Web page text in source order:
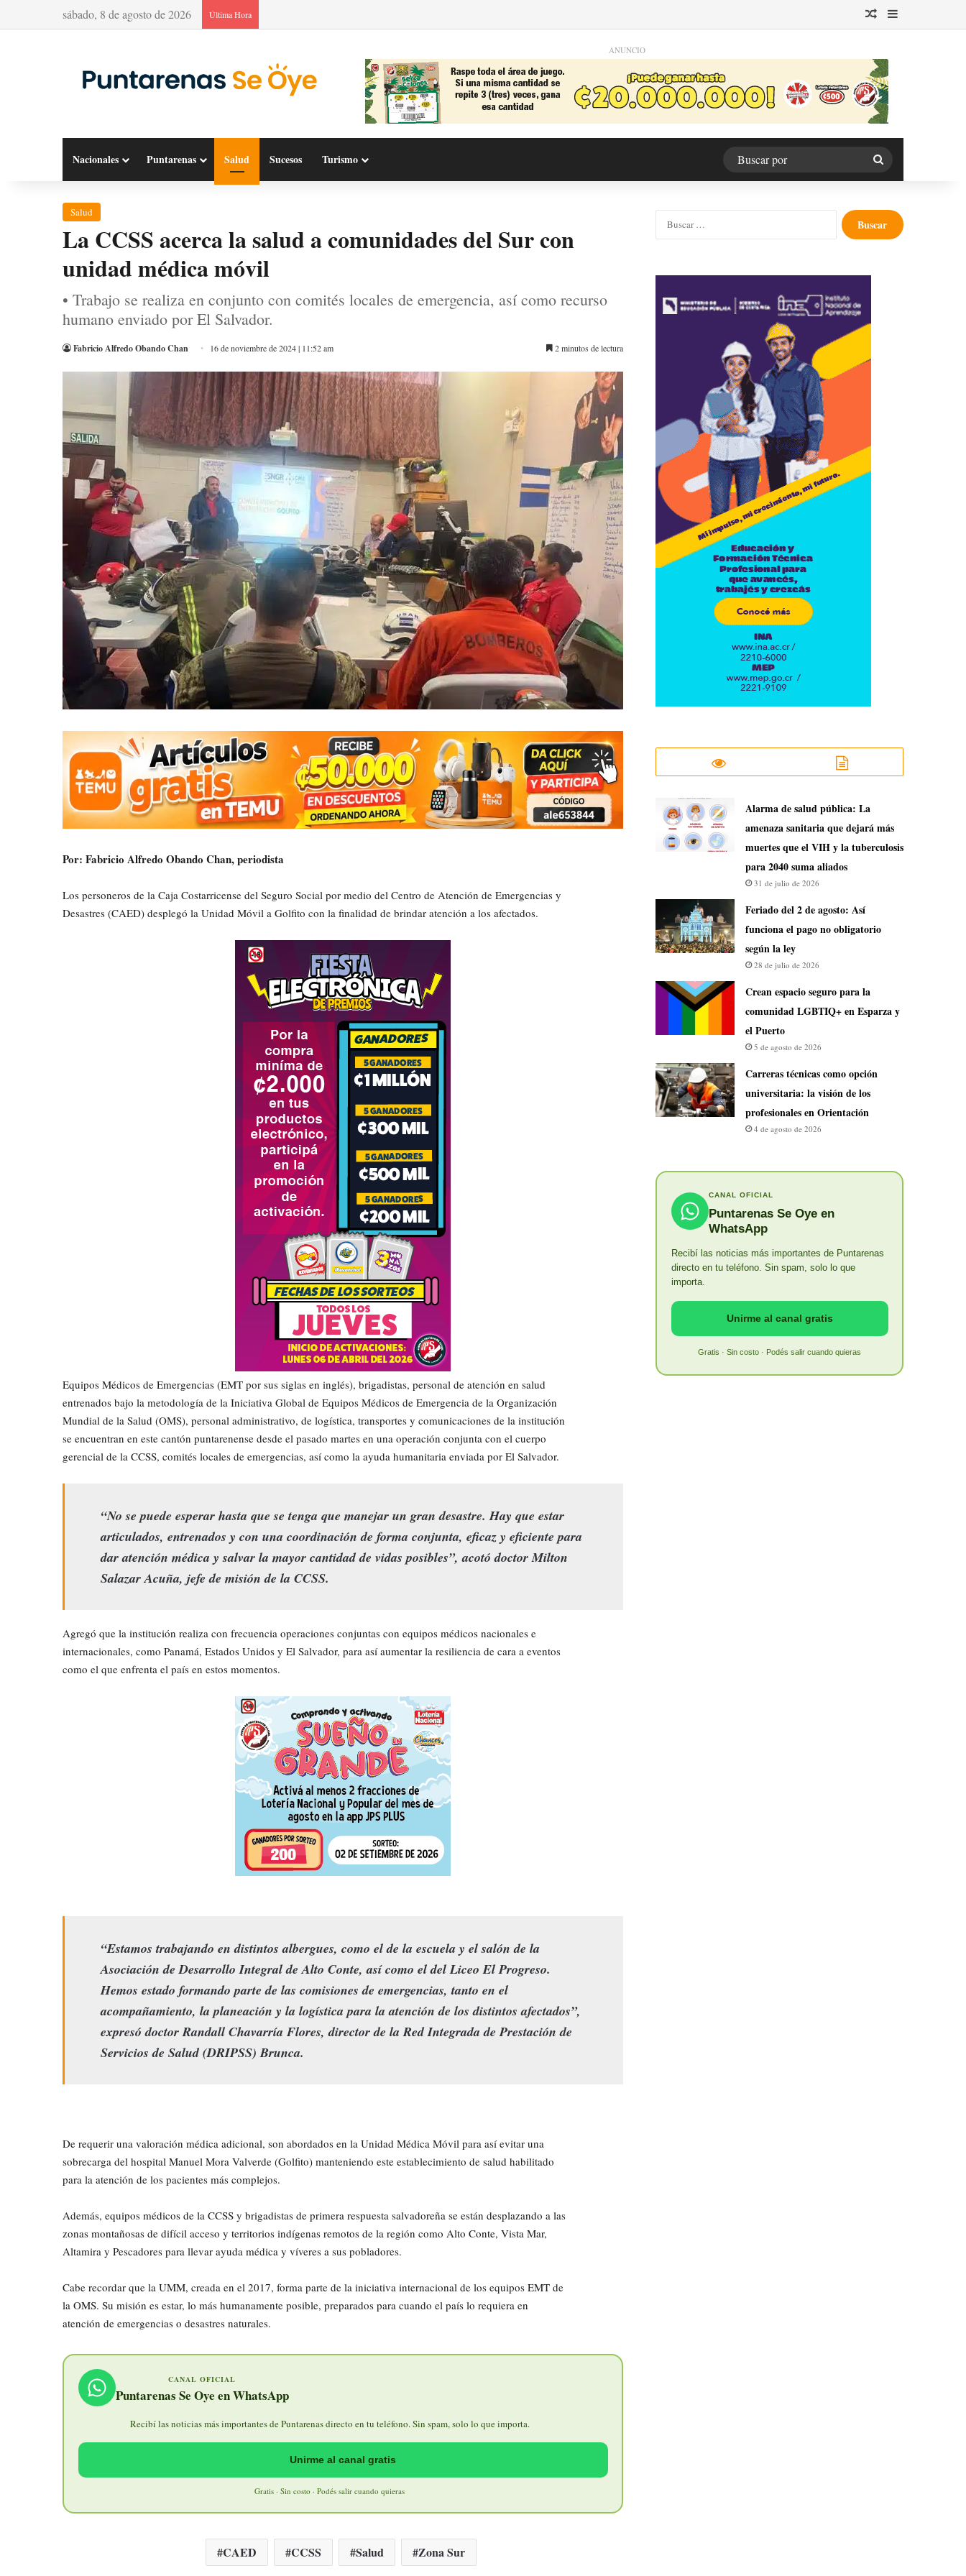
sábado, 8 de agosto de 2026 Última Hora Publicación al azar
Barra lateral
ANUNCIO
Nacionales Puntarenas Salud Sucesos Turismo
Buscar
por
Salud
La CCSS acerca la salud a comunidades del Sur con
unidad médica móvil
• Trabajo se realiza en conjunto con comités locales de emergencia, así como recurso
humano enviado por El Salvador.
Fabricio Alfredo Obando Chan 16 de noviembre de 2024 | 11:52 am 2 minutos de lectura
Por: Fabricio Alfredo Obando Chan, periodista
Los personeros de la Caja Costarricense del Seguro Social por medio del Centro de Atención de Emergencias y
Desastres (CAED) desplegó la Unidad Móvil a Golfito con la finalidad de brindar atención a los afectados.
Equipos Médicos de Emergencias (EMT por sus siglas en inglés), brigadistas, personal de atención en salud
entrenados bajo la metodología de la Iniciativa Global de Equipos Médicos de Emergencia de la Organización
Mundial de la Salud (OMS), personal administrativo, de logística, transportes y comunicaciones de la institución
se encuentran en este cantón puntarenense desde el pasado martes en una operación conjunta con el cuerpo
gerencial de la CCSS, comités locales de emergencias, así como la ayuda humanitaria enviada por El Salvador.
“No se puede esperar hasta que se tenga que manejar un gran desastre. Hay que estar
articulados, entrenados y con una coordinación de forma conjunta, eficaz y eficiente para
dar atención médica y salvar la mayor cantidad de vidas posibles”, acotó doctor Milton
Salazar Acuña, jefe de misión de la CCSS.
Agregó que la institución realiza con frecuencia operaciones conjuntas con equipos médicos nacionales e
internacionales, como Panamá, Estados Unidos y El Salvador, para así aumentar la resiliencia de cara a eventos
como el que enfrenta el país en estos momentos.
“Estamos trabajando en distintos albergues, como el de la escuela y el salón de la
Asociación de Desarrollo Integral de Alto Conte, así como el del Liceo El Progreso.
Hemos estado formando parte de las comisiones de emergencias, tanto en el
acompañamiento, la planeación y la logística para la atención de los distintos afectados”,
expresó doctor Randall Chavarría Flores, director de la Red Integrada de Prestación de
Servicios de Salud (DRIPSS) Brunca.
De requerir una valoración médica adicional, son abordados en la Unidad Médica Móvil para así evitar una
sobrecarga del hospital Manuel Mora Valverde (Golfito) manteniendo este establecimiento de salud habilitado
para la atención de los pacientes más complejos.
Además, equipos médicos de la CCSS y brigadistas de primera respuesta salvadoreña se están desplazando a las
zonas montañosas de difícil acceso y territorios indígenas remotos de la región como Alto Conte, Vista Mar,
Altamira y Pescadores para llevar ayuda médica y víveres a sus pobladores.
Cabe recordar que la UMM, creada en el 2017, forma parte de la iniciativa internacional de los equipos EMT de
la OMS. Su misión es estar, lo más humanamente posible, preparados para cuando el país lo requiera en
atención de emergencias o desastres naturales.
CANAL OFICIAL
Puntarenas Se Oye en WhatsApp
Recibí las noticias más importantes de Puntarenas directo en tu teléfono. Sin spam, solo lo que importa.
Unirme al canal gratis
Gratis · Sin costo · Podés salir cuando quieras
CAED CCSS Salud Zona Sur
Buscar:
​Alarma de salud pública: La
amenaza sanitaria que dejará más
muertes que el VIH y la tuberculosis
para 2040 suma aliados
31 de julio de 2026
Feriado del 2 de agosto: Así
funciona el pago no obligatorio
según la ley
28 de julio de 2026
Crean espacio seguro para la
comunidad LGBTIQ+ en Esparza y
el Puerto
5 de agosto de 2026
Carreras técnicas como opción
universitaria: la visión de los
profesionales en Orientación
4 de agosto de 2026
CANAL OFICIAL
Puntarenas Se Oye en
WhatsApp
Recibí las noticias más importantes de Puntarenas
directo en tu teléfono. Sin spam, solo lo que
importa.
Unirme al canal gratis
Gratis · Sin costo · Podés salir cuando quieras